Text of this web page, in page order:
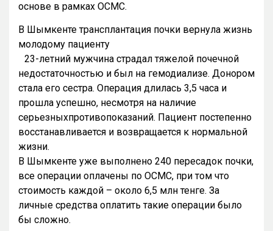
основе в рамках ОСМС.
В Шымкенте трансплантация почки вернула жизнь
молодому пациенту
23-летний мужчина страдал тяжелой почечной
недостаточностью и был на гемодиализе. Донором
стала его сестра. Операция длилась 3,5 часа и
прошла успешно, несмотря на наличие
серьезныхпротивопоказаний. Пациент постепенно
восстанавливается и возвращается к нормальной
жизни.
В Шымкенте уже выполнено 240 пересадок почки,
все операции оплачены по ОСМС, при том что
стоимость каждой – около 6,5 млн тенге. За
личные средства оплатить такие операции было
бы сложно.